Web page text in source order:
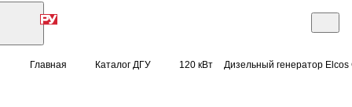
Главная Каталог ДГУ 120 кВт Дизельный генератор Elcos